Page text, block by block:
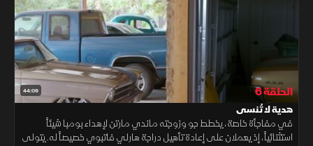
44:09 الحلقة 6
هدية لا تُنسى
في مفاجأة خاصة، يخطط جو وزوجته ماندي مارتن لإهداء بومبا شيئاً
استثنائياً، إذ يعملان على إعادة تأهيل دراجة هارلي فاتبوي خصيصاً له. يتولى